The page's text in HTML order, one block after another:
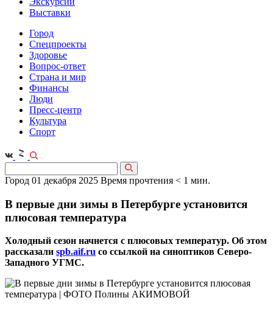
Выставки
Город
Спецпроекты
Здоровье
Вопрос-ответ
Страна и мир
Финансы
Люди
Пресс-центр
Культура
Спорт
Город 01 декабря 2025 Время прочтения < 1 мин.
В первые дни зимы в Петербурге установится
плюсовая температура
Холодный сезон начнется с плюсовых температур. Об этом
рассказали spb.aif.ru со ссылкой на синоптиков Северо-
Западного УГМС.